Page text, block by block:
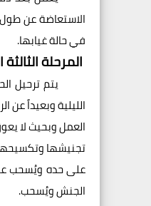
الاستعاضة عن
في حالة غيابها.
المرحلة
يتم ترحيل
الليلية وبعيداً
العمل وبحيث لا
تجنيشها
على حده ويُسحب
الجنش ويُسحب.